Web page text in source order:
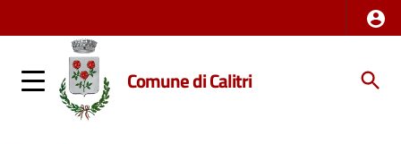
Comune di Calitri